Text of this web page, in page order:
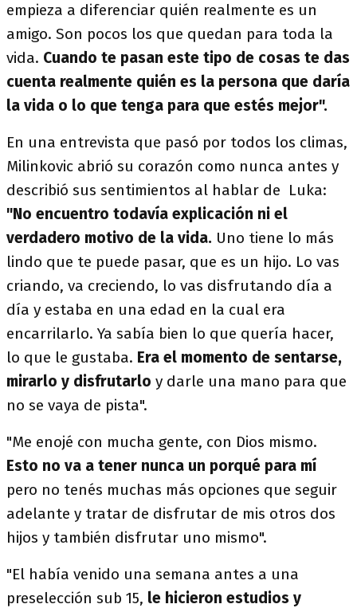
empieza a diferenciar quién realmente es un
amigo. Son pocos los que quedan para toda la
vida. Cuando te pasan este tipo de cosas te das
cuenta realmente quién es la persona que daría
la vida o lo que tenga para que estés mejor".
En una entrevista que pasó por todos los climas,
Milinkovic abrió su corazón como nunca antes y
describió sus sentimientos al hablar de Luka:
"No encuentro todavía explicación ni el
verdadero motivo de la vida. Uno tiene lo más
lindo que te puede pasar, que es un hijo. Lo vas
criando, va creciendo, lo vas disfrutando día a
día y estaba en una edad en la cual era
encarrilarlo. Ya sabía bien lo que quería hacer,
lo que le gustaba. Era el momento de sentarse,
mirarlo y disfrutarlo y darle una mano para que
no se vaya de pista".
"Me enojé con mucha gente, con Dios mismo.
Esto no va a tener nunca un porqué para mí
pero no tenés muchas más opciones que seguir
adelante y tratar de disfrutar de mis otros dos
hijos y también disfrutar uno mismo".
"El había venido una semana antes a una
preselección sub 15, le hicieron estudios y